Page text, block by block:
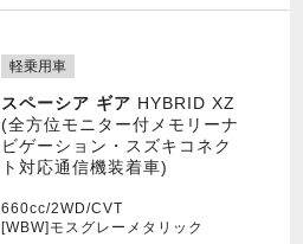
軽乗用車
スペーシア ギア HYBRID XZ
(全方位モニター付メモリーナ
ビゲーション・スズキコネク
ト対応通信機装着車)
660cc/2WD/CVT
[WBW]モスグレーメタリック